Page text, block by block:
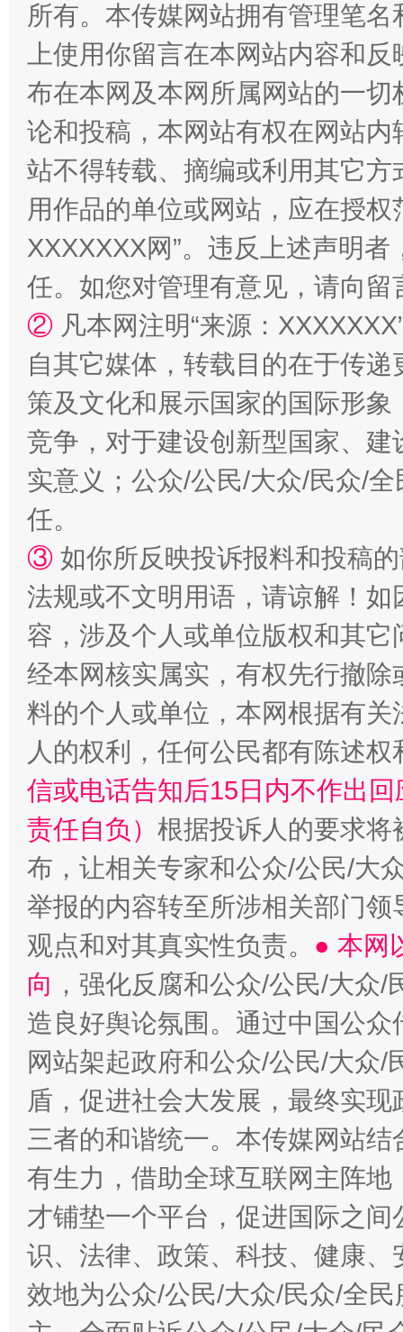
国家大学科技园优化重塑工作
扯下公款旅游的“隐身衣” 如何以
“蜀中异人”王建安的艺术幻境
所有。本传媒网站拥有管理笔
上使用你留言在本网站内容和
布在本网及本网所属网站的一
论和投稿，本网站有权在网站
站不得转载、摘编或利用其它
用作品的单位或网站，应在授
XXXXXXX网”。违反上述声明
任。如您对管理有意见，请向
② 凡本网注明“来源：
自其它媒体，转载目的在于传
策及文化和展示国家的国际形
竞争，对于建设创新型国家、
实意义；公众/公民/大众/民众/
任。
③ 如你所反映投诉报料和投稿
法规或不文明用语，请谅解！
容，涉及个人或单位版权和其它
经本网核实属实，有权先行撤
料的个人或单位，本网根据有
人的权利，任何公民都有陈述
信或电话告知后15日内不作出
责任自负） 根据投诉人的要求将
布，让相关专家和公众/公民/大
举报的内容转至所涉相关部门
观点和对其真实性负责。 ● 本网
向 ，强化反腐和公众/公民/大众
造良好舆论氛围。通过中国公
网站架起政府和公众/公民/大众
盾，促进社会大发展，最终实
三者的和谐统一。本传媒网站
有生力，借助全球互联网主阵
才铺垫一个平台，促进国际之
识、法律、政策、科技、健康
效地为公众/公民/大众/民众/全